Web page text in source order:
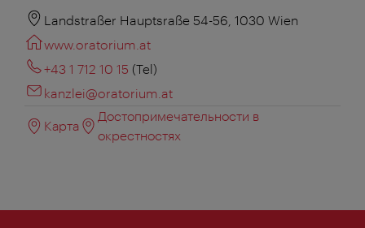
Landstraßer Hauptsraße 54-56, 1030 Wien
www.oratorium.at
+43 1 712 10 15 (Tel)
kanzlei@oratorium.at
Карта
Достопримечательности в
окрестностях